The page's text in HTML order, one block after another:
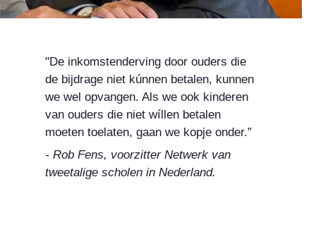
"De inkomstenderving door ouders die
de bijdrage niet kúnnen betalen, kunnen
we wel opvangen. Als we ook kinderen
van ouders die niet wíllen betalen
moeten toelaten, gaan we kopje onder.”
- Rob Fens, voorzitter Netwerk van
tweetalige scholen in Nederland.